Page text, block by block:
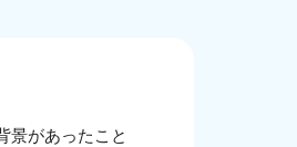
景があったこと